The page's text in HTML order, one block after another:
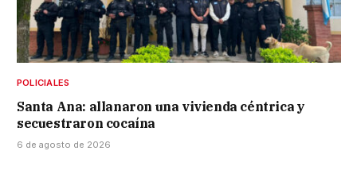
POLICIALES
Santa Ana: allanaron una vivienda céntrica y
secuestraron cocaína
6 de agosto de 2026